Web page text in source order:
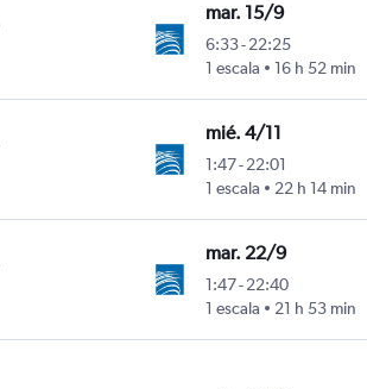
mar. 15/9
6:33-22:25
1 escala
16 h 52 min
mié. 4/11
1:47-22:01
1 escala
22 h 14 min
mar. 22/9
1:47-22:40
1 escala
21 h 53 min